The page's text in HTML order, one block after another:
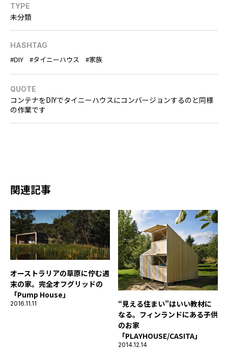
TYPE
未分類
HASHTAG
DIY タイニーハウス 家族
QUOTE
コンテナをDIYでタイニーハウスにコンバージョンするのと同様
の作業です
関連記事
オーストラリアの草原に佇む週
末の家。完全オフグリッドの
「Pump House」
2016.11.11
“見える住まい”はいい教材に
なる。フィンランドにある子供
のお家
「PLAYHOUSE/CASITA」
2014.12.14